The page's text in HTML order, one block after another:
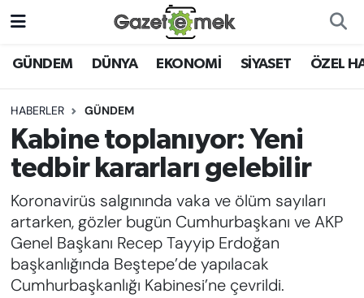
GÜNDEM DÜNYA EKONOMİ SİYASET ÖZEL
HABERLER GÜNDEM
Kabine toplanıyor: Yeni
tedbir kararları gelebilir
Koronavirüs salgınında vaka ve ölüm sayıları
artarken, gözler bugün Cumhurbaşkanı ve AKP
Genel Başkanı Recep Tayyip Erdoğan
başkanlığında Beştepe’de yapılacak
Cumhurbaşkanlığı Kabinesi’ne çevrildi.
DÜNYA
EKONOMİ
EMEK HABERLERİ
GAZETECİLİĞİNİ GELİŞTİRMEK
FAYDALI BİLGİLER
GÜNDEM
Nöbetçi Eczaneler
Hava Durumu
İstanbul Namaz Vakitleri
Süper Lig Puan Durumu ve Fikstür
Tüm Manşetler